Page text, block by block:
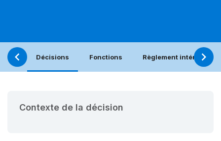
Décisions Fonctions Règlement intérieur
Contexte de la décision